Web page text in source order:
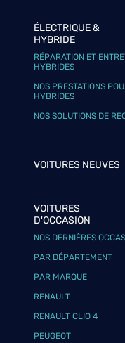
ÉLECTRIQUE &
HYBRIDE
RÉPARATION ET
HYBRIDES
NOS PRESTATIONS
HYBRIDES
NOS SOLUTIONS DE
VOITURES NEUVES
VOITURES
D'OCCASION
NOS DERNIÈRES
PAR DÉPARTEMENT
PAR MARQUE
RENAULT
RENAULT CLIO 4
PEUGEOT